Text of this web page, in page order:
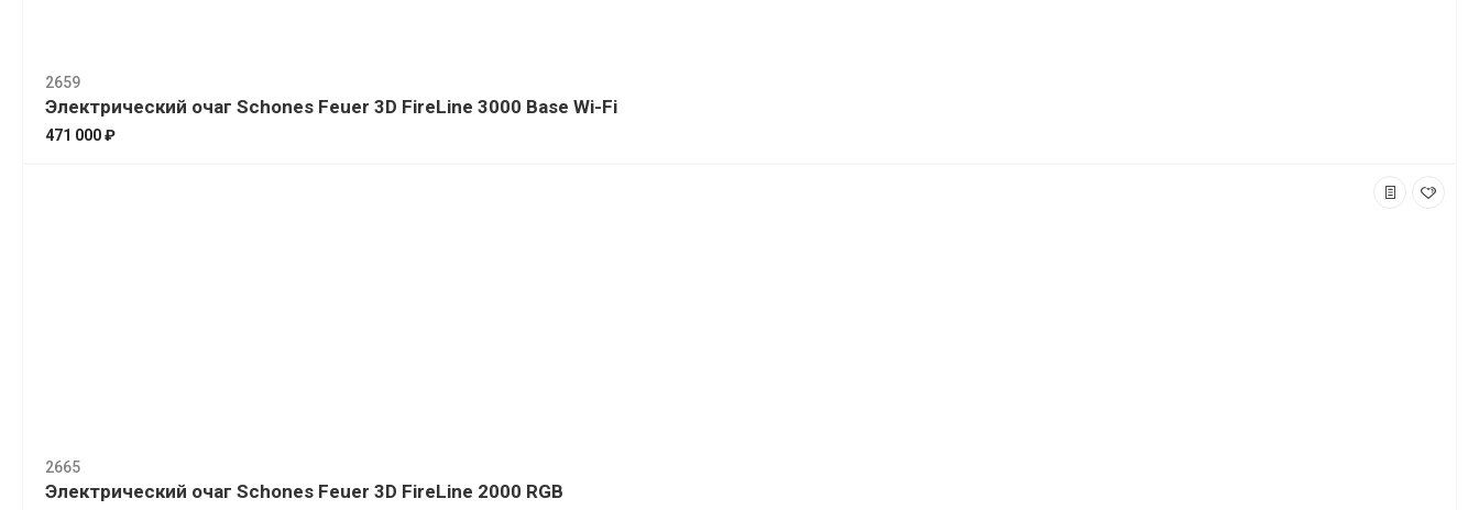
2659
Электрический очаг Schones Feuer 3D FireLine 3000 Base Wi-Fi
471 000 ₽
2665
Электрический очаг Schones Feuer 3D FireLine 2000 RGB